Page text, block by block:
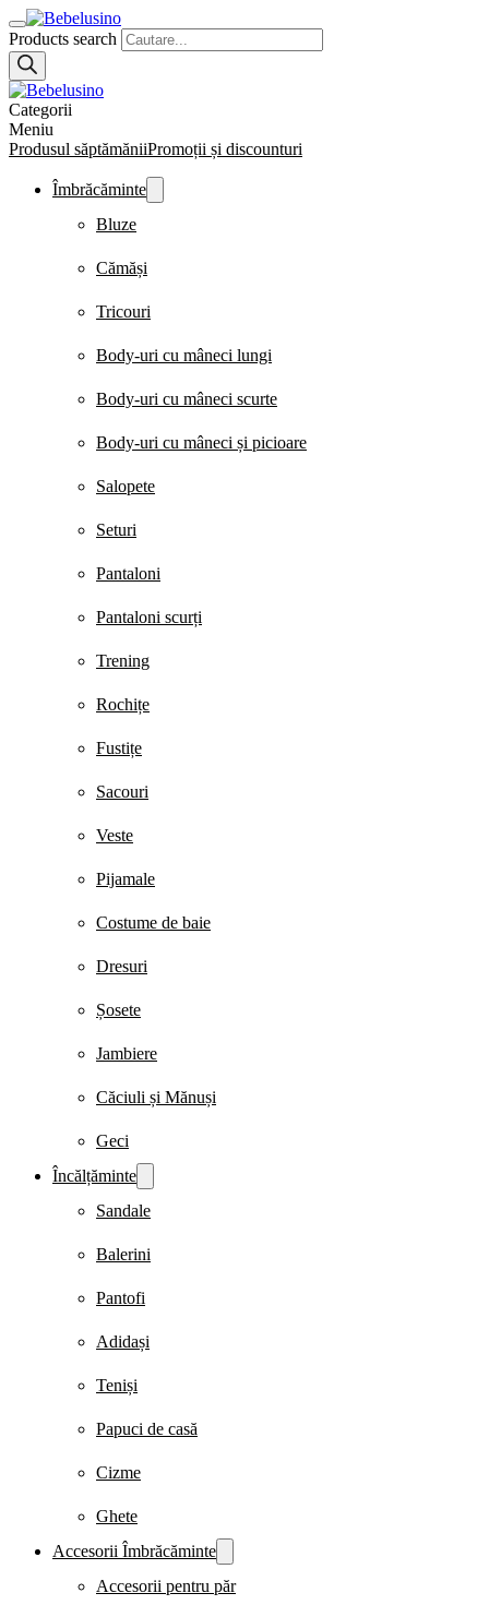
Products search
Categorii
Meniu
Produsul săptămăniiPromoții și discounturi
Îmbrăcăminte
Bluze
Cămăși
Tricouri
Body-uri cu mâneci lungi
Body-uri cu mâneci scurte
Body-uri cu mâneci și picioare
Salopete
Seturi
Pantaloni
Pantaloni scurți
Trening
Rochițe
Fustițe
Sacouri
Veste
Pijamale
Costume de baie
Dresuri
Șosete
Jambiere
Căciuli și Mănuși
Geci
Încălțăminte
Sandale
Balerini
Pantofi
Adidași
Teniși
Papuci de casă
Cizme
Ghete
Accesorii Îmbrăcăminte
Accesorii pentru păr